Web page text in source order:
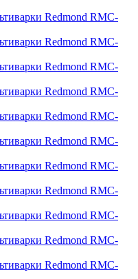
Redmond RMC-
Redmond RMC-
Redmond RMC-
Redmond RMC-
Redmond RMC-
Redmond RMC-
Redmond RMC-
Redmond RMC-
Redmond RMC-
Redmond RMC-
Redmond RMC-